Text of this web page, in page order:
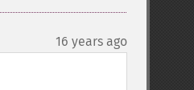
16 years ago